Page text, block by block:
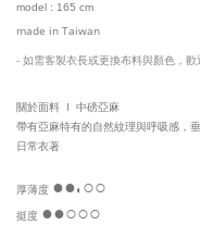
model : 165 cm
made in Taiwan
- 如需客製衣長或更換布料與顏色，
關於面料 I 中磅亞麻
帶有亞麻特有的自然紋理與呼吸感，
日常衣著
厚薄度 ●●◐ ○○
挺度 ●●○○○